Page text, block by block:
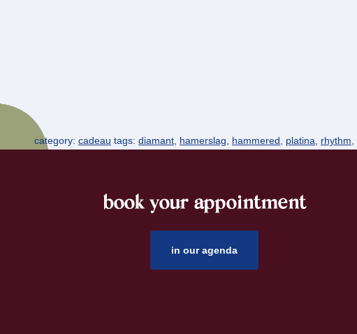
category: cadeau tags: diamant, hamerslag, hammered, platina, rhythm,
book your appointment
in our agenda